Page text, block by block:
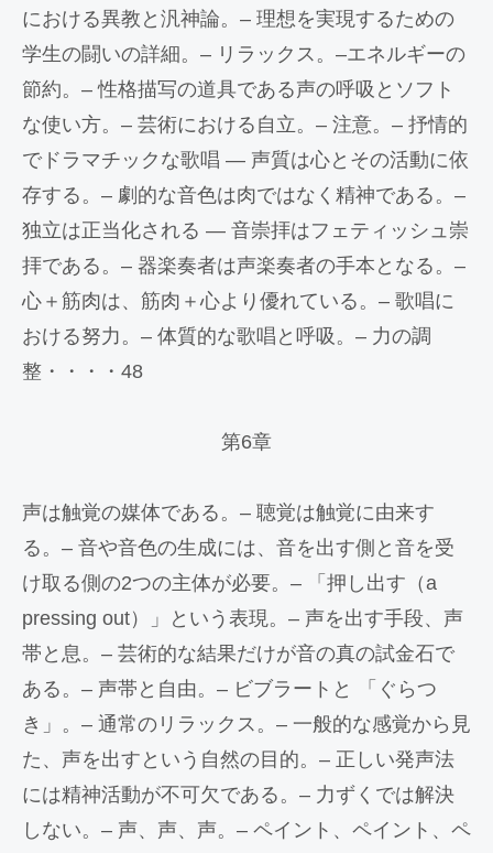
における異教と汎神論。– 理想を実現するための
学生の闘いの詳細。– リラックス。–エネルギーの
節約。– 性格描写の道具である声の呼吸とソフト
な使い方。– 芸術における自立。– 注意。– 抒情的
でドラマチックな歌唱 — 声質は心とその活動に依
存する。– 劇的な音色は肉ではなく精神である。–
独立は正当化される — 音崇拝はフェティッシュ崇
拝である。– 器楽奏者は声楽奏者の手本となる。–
心＋筋肉は、筋肉＋心より優れている。– 歌唱に
おける努力。– 体質的な歌唱と呼吸。– 力の調
整・・・・48
第6章
声は触覚の媒体である。– 聴覚は触覚に由来す
る。– 音や音色の生成には、音を出す側と音を受
け取る側の2つの主体が必要。– 「押し出す（a
pressing out）」という表現。– 声を出す手段、声
帯と息。– 芸術的な結果だけが音の真の試金石で
ある。– 声帯と自由。– ビブラートと 「ぐらつ
き」。– 通常のリラックス。– 一般的な感覚から見
た、声を出すという自然の目的。– 正しい発声法
には精神活動が不可欠である。– 力ずくでは解決
しない。– 声、声、声。– ペイント、ペイント、ペ